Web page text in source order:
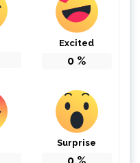
Excited
0 %
Surprise